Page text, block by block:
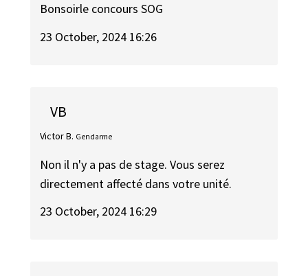
Bonsoirle concours SOG
23 October, 2024 16:26
VB
Victor B. Gendarme
Non il n'y a pas de stage. Vous serez
directement affecté dans votre unité.
23 October, 2024 16:29